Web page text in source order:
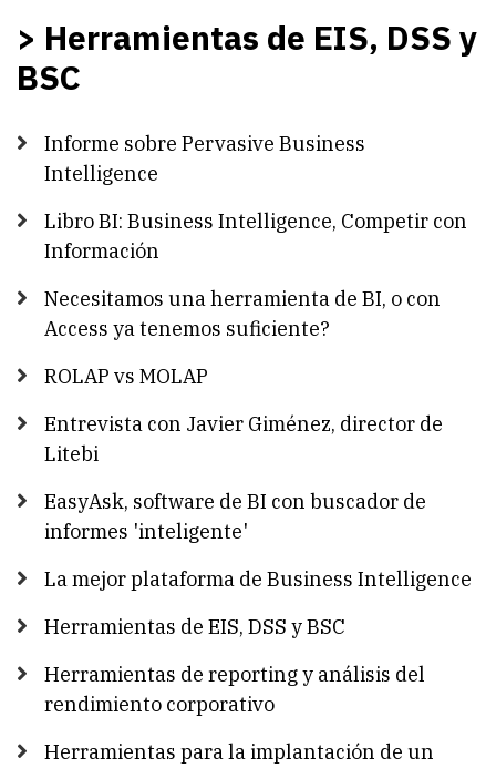
> Herramientas de EIS, DSS y
BSC
Informe sobre Pervasive Business
Intelligence
Libro BI: Business Intelligence, Competir con
Información
Necesitamos una herramienta de BI, o con
Access ya tenemos suficiente?
ROLAP vs MOLAP
Entrevista con Javier Giménez, director de
Litebi
EasyAsk, software de BI con buscador de
informes 'inteligente'
La mejor plataforma de Business Intelligence
Herramientas de EIS, DSS y BSC
Herramientas de reporting y análisis del
rendimiento corporativo
Herramientas para la implantación de un